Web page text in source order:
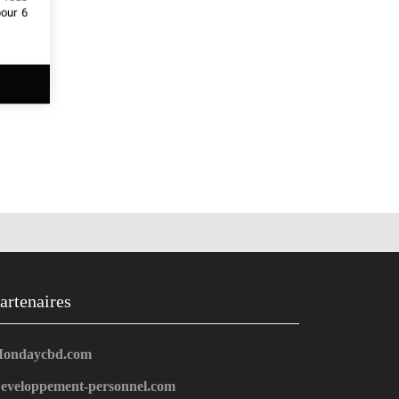
personnel.com
6